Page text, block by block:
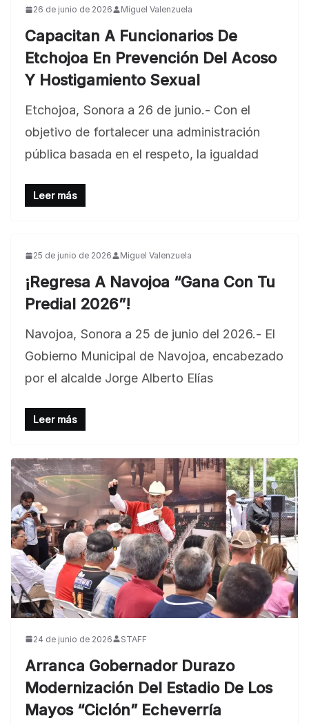
26 de junio de 2026 Miguel Valenzuela
Capacitan A Funcionarios De
Etchojoa En Prevención Del Acoso
Y Hostigamiento Sexual
Etchojoa, Sonora a 26 de junio.- Con el
objetivo de fortalecer una administración
pública basada en el respeto, la igualdad
Leer más
25 de junio de 2026 Miguel Valenzuela
¡Regresa A Navojoa “Gana Con Tu
Predial 2026”!
Navojoa, Sonora a 25 de junio del 2026.- El
Gobierno Municipal de Navojoa, encabezado
por el alcalde Jorge Alberto Elías
Leer más
24 de junio de 2026 STAFF
Arranca Gobernador Durazo
Modernización Del Estadio De Los
Mayos “Ciclón” Echeverría